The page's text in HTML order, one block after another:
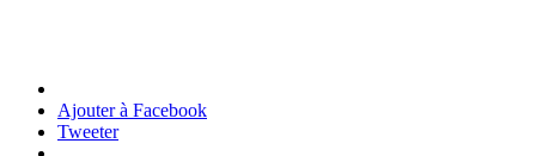
Ajouter à Facebook
Tweeter